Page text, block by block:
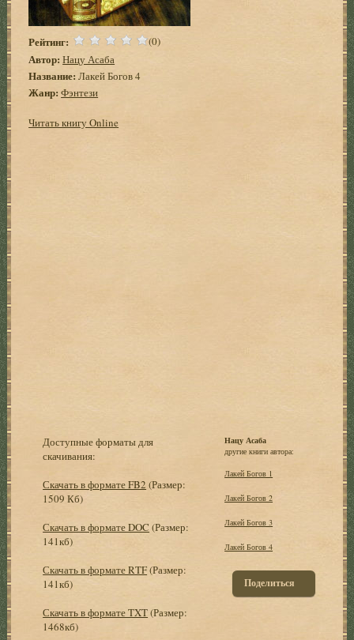
Рейтинг: (0)
Автор: Нацу Асаба
Название: Лакей Богов 4
Жанр: Фэнтези
Читать книгу Online
Доступные форматы для
скачивания:
Скачать в формате FB2 (Размер:
1509 Кб)
Скачать в формате DOC (Размер:
141кб)
Скачать в формате RTF(Размер:
141кб)
Скачать в формате TXT(Размер:
1468кб)
Нацу Асаба
другие книги автора:
Лакей Богов 1
Лакей Богов 2
Лакей Богов 3
Лакей Богов 4
Поделиться